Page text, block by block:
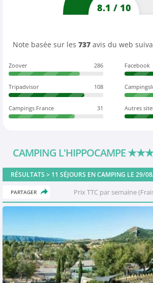
8.1 / 10
Note basée sur les 737 avis du web
Zoover 286 Facebook
Tripadvisor 108
Campings France 31 Autres
CAMPING L'HIPPOCAMPE
RÉSULTATS > 11 SÉJOURS EN CAMPING LE 29/
PARTAGER Prix TTC par semaine